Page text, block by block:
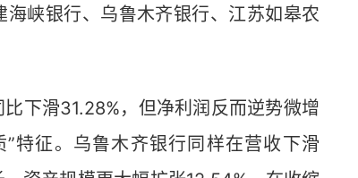
峡银行、乌鲁木齐银行、江苏如皋农
滑31.28%，但净利润反而逆势微增
”特征。乌鲁木齐银行同样在营收下滑